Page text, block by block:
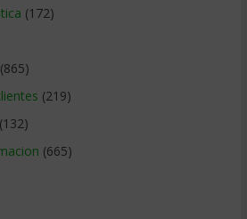
(172)
(865)
(219)
(132)
(665)